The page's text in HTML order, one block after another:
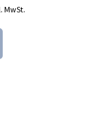
€.
MwSt.